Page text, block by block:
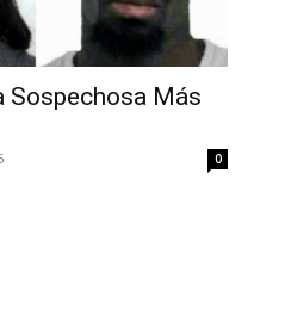
Sospechosa Más
0